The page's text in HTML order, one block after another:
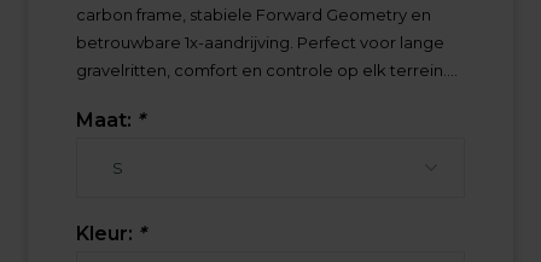
carbon frame, stabiele Forward Geometry en
betrouwbare 1x-aandrijving. Perfect voor lange
gravelritten, comfort en controle op elk terrein....
Maat: *
Kleur: *